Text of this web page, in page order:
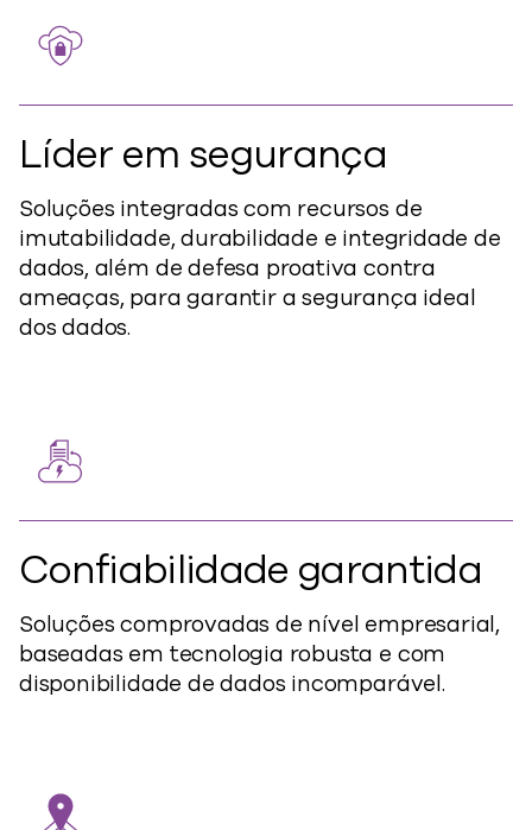
Líder em segurança
Soluções integradas com recursos de
imutabilidade, durabilidade e integridade de
dados, além de defesa proativa contra
ameaças, para garantir a segurança ideal
dos dados.
Confiabilidade garantida
Soluções comprovadas de nível empresarial,
baseadas em tecnologia robusta e com
disponibilidade de dados incomparável.